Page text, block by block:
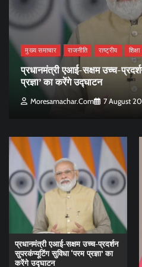
मुख्य समाचार राजनीति राष्ट्रीय शिक्षा
प्रधानमंत्री एआई-सक्षम उच्च-
प्रज्ञा’ का करेंगे उद्घाटन
Moresamachar.com 7 August
प्रधानमंत्री एआई-सक्षम उच्च-प्रदर्शन
सुपरकंप्यूटिंग सुविधा ‘परम प्रज्ञा’ का
करेंगे उद्घाटन